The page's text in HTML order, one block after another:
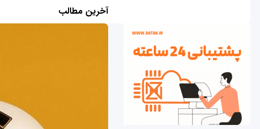
آخرین مطالب